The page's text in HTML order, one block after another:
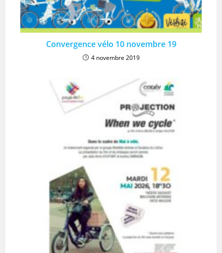
Convergence vélo 10 novembre 19
4 novembre 2019